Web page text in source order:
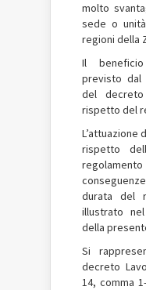
molto
sede o
regioni della
Il
previsto dal
del
rispetto del
L’attuazione
rispetto
durata del
illustrato
della
Si
decreto
14, comma